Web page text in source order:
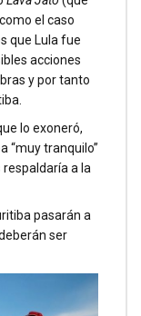
el caso
que Lula fue
acciones
y por tanto
lo exoneró,
“muy tranquilo”
respaldaría a la
pasarán a
ser